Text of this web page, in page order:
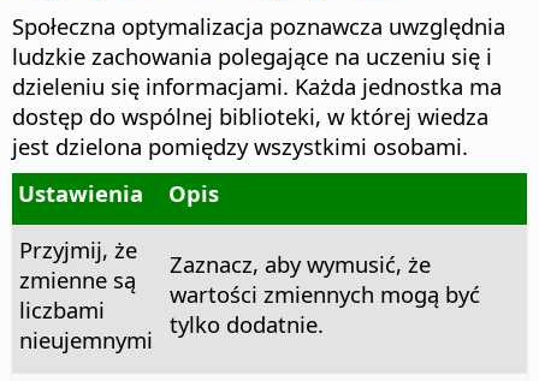
Społeczna optymalizacja poznawcza uwzględnia
ludzkie zachowania polegające na uczeniu się i
dzieleniu się informacjami. Każda jednostka ma
dostęp do wspólnej biblioteki, w której wiedza
jest dzielona pomiędzy wszystkimi osobami.
Ustawienia
Opis
Przyjmij, że
zmienne są
liczbami
nieujemnymi
Zaznacz, aby wymusić, że
wartości zmiennych mogą być
tylko dodatnie.